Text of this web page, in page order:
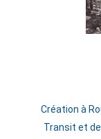
Création à
Transit et